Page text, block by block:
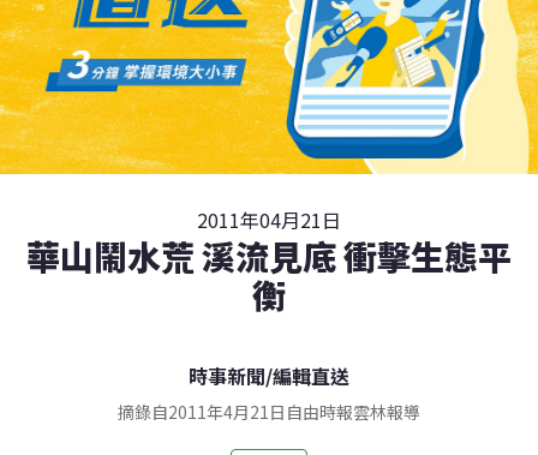
2011年04月21日
華山鬧水荒 溪流見底 衝擊生態平
衡
時事新聞/編輯直送
摘錄自2011年4月21日自由時報雲林報導